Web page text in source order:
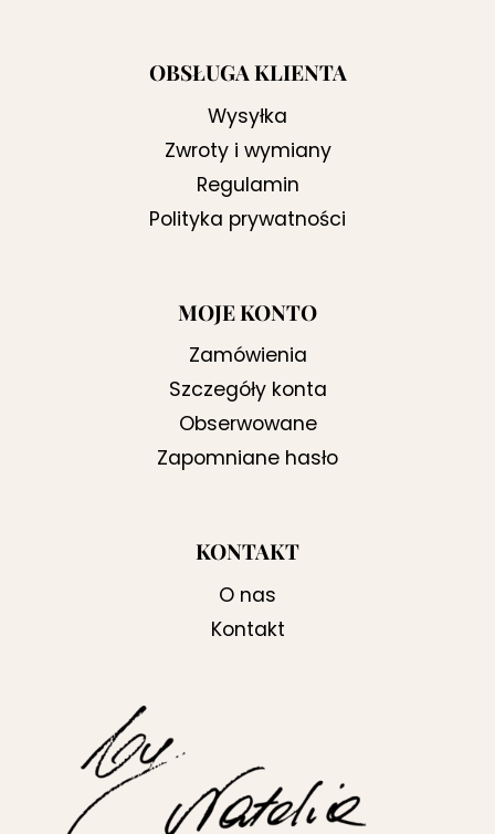
OBSŁUGA KLIENTA
Wysyłka
Zwroty i wymiany
Regulamin
Polityka prywatności
MOJE KONTO
Zamówienia
Szczegóły konta
Obserwowane
Zapomniane hasło
KONTAKT
O nas
Kontakt